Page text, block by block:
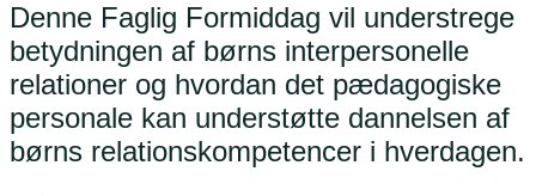
Denne Faglig Formiddag vil understrege
betydningen af børns interpersonelle
relationer og hvordan det pædagogiske
personale kan understøtte dannelsen af
børns relationskompetencer i hverdagen.